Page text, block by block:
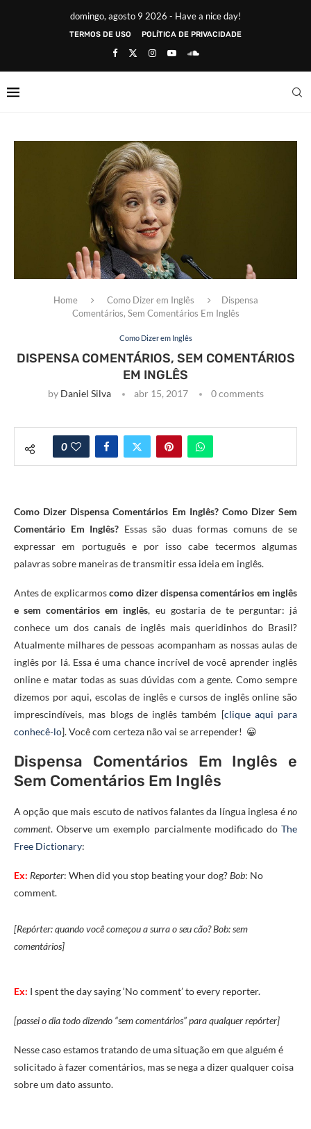
domingo, agosto 9 2026 - Have a nice day!
TERMOS DE USO POLÍTICA DE PRIVACIDADE
Home Como Dizer em Inglês
Dispensa
Comentários, Sem Comentários Em Inglês
Como Dizer em Inglês
DISPENSA COMENTÁRIOS, SEM COMENTÁRIOS
EM INGLÊS
by Daniel Silva abr 15, 2017 0 comments
0
Como Dizer Dispensa Comentários Em Inglês? Como Dizer Sem
Comentário Em Inglês? Essas são duas formas comuns de se
expressar em português e por isso cabe tecermos algumas
palavras sobre maneiras de transmitir essa ideia em inglês.
Antes de explicarmoscomo dizer dispensa comentários em inglês
e sem comentários em inglês, eu gostaria de te perguntar: já
conhece um dos canais de inglês mais queridinhos do Brasil?
Atualmente milhares de pessoas acompanham as nossas aulas de
inglês por lá. Essa é uma chance incrível de você aprender inglês
online e matar todas as suas dúvidas com a gente. Como sempre
dizemos por aqui, escolas de inglês e cursos de inglês online são
imprescindíveis, mas blogs de inglês também [clique aqui para
conhecê-lo]. Você com certeza não vai se arrepender! 😀
Dispensa Comentários Em Inglês e
Sem Comentários Em Inglês
A opção que mais escuto de nativos falantes da língua inglesa éno
comment. Observe um exemplo parcialmente modificado do The
Free Dictionary:
Ex: Reporter: When did you stop beatingyourdog?Bob: No
comment.
[Repórter: quando você começou a surra o seu cão? Bob: sem
comentários]
Ex: I spent the day saying ‘No comment’ to every reporter.
[passei o dia todo dizendo “sem comentários” para qualquer repórter]
Nesse caso estamos tratando de uma situação em que alguém é
solicitado à fazer comentários, mas se nega a dizer qualquer coisa
sobre um dato assunto.